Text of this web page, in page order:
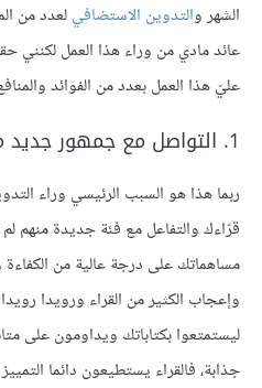
الشهر والتدوين الاستضافيلعدد من
عائد مادي من وراء هذا العمل لكنني
عليّ هذا العمل بعدد من الفوائد
1. التواصل مع جمهور جديد من القراء
ربما هذا هو السبب الرئيسي وراء
قرّاءك والتفاعل مع فئة جديدة منهم
مساهماتك على درجة عالية من
وإعجاب الكثير من القراء ورويدا
ليستمتعوا بكتاباتك ويداومون على
جذابة، فالقراء يستطيعون دائما